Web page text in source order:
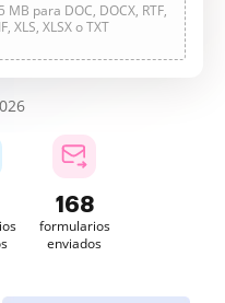
para DOC, DOCX, RTF,
XLS, XLSX o TXT
168
formularios
enviados